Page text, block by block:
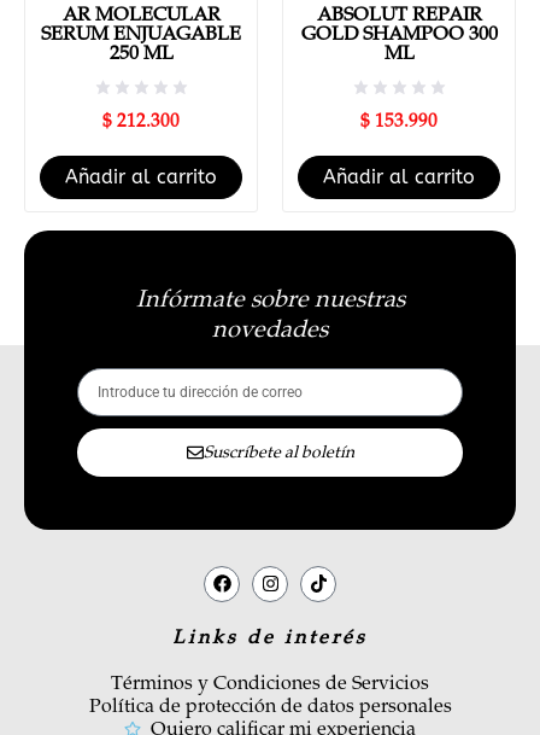
AR MOLECULAR
SERUM ENJUAGABLE
250 ML
$ 212.300
Añadir al carrito
ABSOLUT REPAIR
GOLD SHAMPOO 300
ML
$ 153.990
Añadir al carrito
Infórmate sobre nuestras
novedades
Suscríbete al boletín
Links de interés
Términos y Condiciones de Servicios
Política de protección de datos personales
Quiero calificar mi experiencia